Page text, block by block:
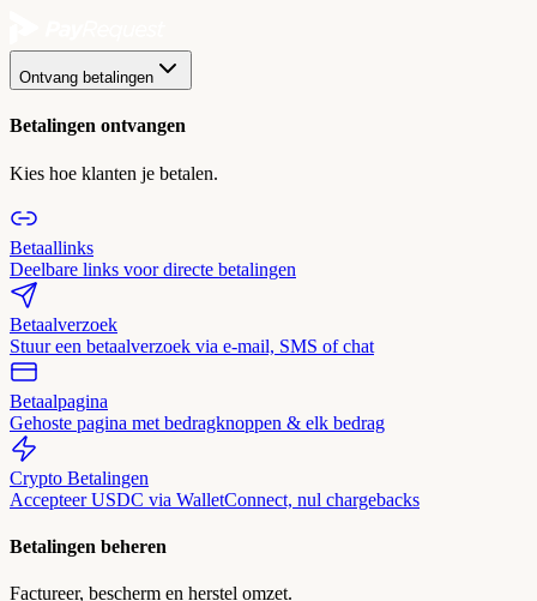
Ontvang betalingen
Betalingen ontvangen
Kies hoe klanten je betalen.
Betaallinks
Deelbare links voor directe betalingen
Betaalverzoek
Stuur een betaalverzoek via e-mail, SMS of chat
Betaalpagina
Gehoste pagina met bedragknoppen & elk bedrag
Crypto Betalingen
Accepteer USDC via WalletConnect, nul chargebacks
Betalingen beheren
Factureer, bescherm en herstel omzet.